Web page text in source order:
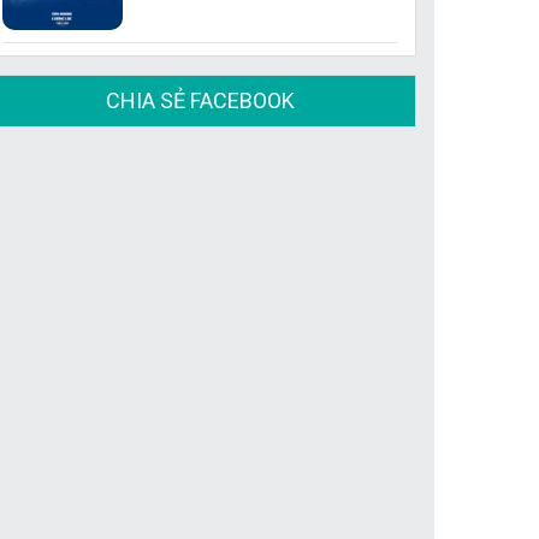
CHIA SẺ FACEBOOK